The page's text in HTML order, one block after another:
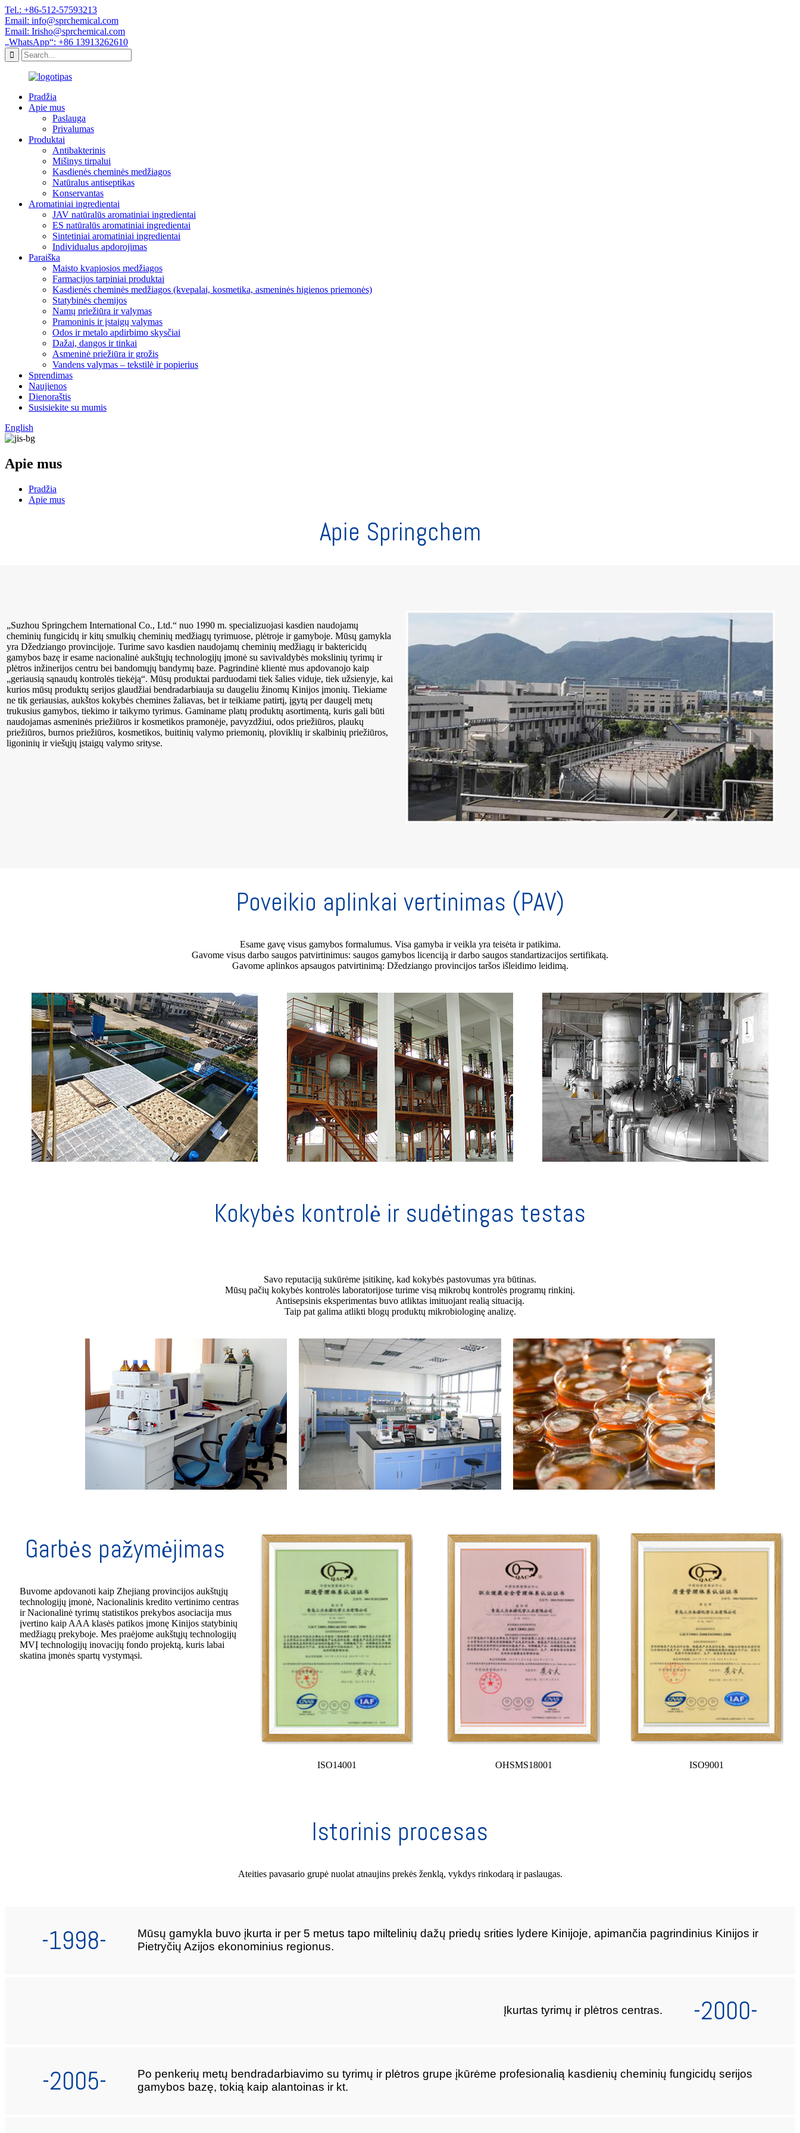
Tel.: +86-512-57593213
Email: info@sprchemical.com
Email: Irisho@sprchemical.com
„WhatsApp“: +86 13913262610
Pradžia
Apie mus
Paslauga
Privalumas
Produktai
Antibakterinis
Mišinys tirpalui
Kasdienės cheminės medžiagos
Natūralus antiseptikas
Konservantas
Aromatiniai ingredientai
JAV natūralūs aromatiniai ingredientai
ES natūralūs aromatiniai ingredientai
Sintetiniai aromatiniai ingredientai
Individualus apdorojimas
Paraiška
Maisto kvapiosios medžiagos
Farmacijos tarpiniai produktai
Kasdienės cheminės medžiagos (kvepalai, kosmetika, asmeninės higienos priemonės)
Statybinės chemijos
Namų priežiūra ir valymas
Pramoninis ir įstaigų valymas
Odos ir metalo apdirbimo skysčiai
Dažai, dangos ir tinkai
Asmeninė priežiūra ir grožis
Vandens valymas – tekstilė ir popierius
Sprendimas
Naujienos
Dienoraštis
Susisiekite su mumis
English
Apie mus
Pradžia
Apie mus
Apie Springchem
„Suzhou Springchem International Co., Ltd.“ nuo 1990 m. specializuojasi kasdien naudojamų
cheminių fungicidų ir kitų smulkių cheminių medžiagų tyrimuose, plėtroje ir gamyboje. Mūsų gamykla
yra Džedziango provincijoje. Turime savo kasdien naudojamų cheminių medžiagų ir baktericidų
gamybos bazę ir esame nacionalinė aukštųjų technologijų įmonė su savivaldybės mokslinių tyrimų ir
plėtros inžinerijos centru bei bandomųjų bandymų baze. Pagrindinė klientė mus apdovanojo kaip
„geriausią sąnaudų kontrolės tiekėją“. Mūsų produktai parduodami tiek šalies viduje, tiek užsienyje, kai
kurios mūsų produktų serijos glaudžiai bendradarbiauja su daugeliu žinomų Kinijos įmonių. Tiekiame
ne tik geriausias, aukštos kokybės chemines žaliavas, bet ir teikiame patirtį, įgytą per daugelį metų
trukusius gamybos, tiekimo ir taikymo tyrimus. Gaminame platų produktų asortimentą, kuris gali būti
naudojamas asmeninės priežiūros ir kosmetikos pramonėje, pavyzdžiui, odos priežiūros, plaukų
priežiūros, burnos priežiūros, kosmetikos, buitinių valymo priemonių, ploviklių ir skalbinių priežiūros,
ligoninių ir viešųjų įstaigų valymo srityse.
Poveikio aplinkai vertinimas (PAV)
Esame gavę visus gamybos formalumus. Visa gamyba ir veikla yra teisėta ir patikima.
Gavome visus darbo saugos patvirtinimus: saugos gamybos licenciją ir darbo saugos standartizacijos sertifikatą.
Gavome aplinkos apsaugos patvirtinimą: Džedziango provincijos taršos išleidimo leidimą.
Kokybės kontrolė ir sudėtingas testas
Savo reputaciją sukūrėme įsitikinę, kad kokybės pastovumas yra būtinas.
Mūsų pačių kokybės kontrolės laboratorijose turime visą mikrobų kontrolės programų rinkinį.
Antisepsinis eksperimentas buvo atliktas imituojant realią situaciją.
Taip pat galima atlikti blogų produktų mikrobiologinę analizę.
Garbės pažymėjimas
Buvome apdovanoti kaip Zhejiang provincijos aukštųjų
technologijų įmonė, Nacionalinis kredito vertinimo centras
ir Nacionalinė tyrimų statistikos prekybos asociacija mus
įvertino kaip AAA klasės patikos įmonę Kinijos statybinių
medžiagų prekyboje. Mes praėjome aukštųjų technologijų
MVĮ technologijų inovacijų fondo projektą, kuris labai
skatina įmonės spartų vystymąsi.
ISO14001 OHSMS18001 ISO9001
Istorinis procesas
Ateities pavasario grupė nuolat atnaujins prekės ženklą, vykdys rinkodarą ir paslaugas.
-1998-
Mūsų gamykla buvo įkurta ir per 5 metus tapo miltelinių dažų priedų srities lydere Kinijoje, apimančia pagrindinius Kinijos ir
Pietryčių Azijos ekonominius regionus.
Įkurtas tyrimų ir plėtros centras. -2000-
-2005-
Po penkerių metų bendradarbiavimo su tyrimų ir plėtros grupe įkūrėme profesionalią kasdienių cheminių fungicidų serijos
gamybos bazę, tokią kaip alantoinas ir kt.